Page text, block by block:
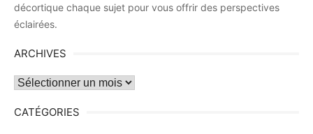
décortique chaque sujet pour vous offrir des perspectives
éclairées.
ARCHIVES
Archives
CATÉGORIES